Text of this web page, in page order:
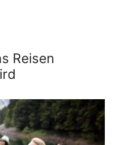
Reisen